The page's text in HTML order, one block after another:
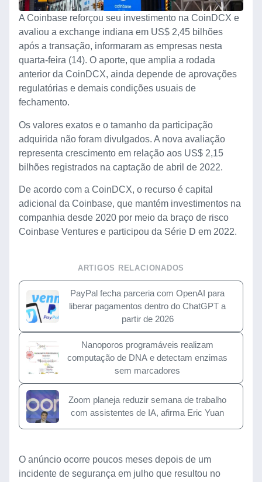
A Coinbase reforçou seu investimento na CoinDCX e
avaliou a exchange indiana em US$ 2,45 bilhões
após a transação, informaram as empresas nesta
quarta-feira (14). O aporte, que amplia a rodada
anterior da CoinDCX, ainda depende de aprovações
regulatórias e demais condições usuais de
fechamento.
Os valores exatos e o tamanho da participação
adquirida não foram divulgados. A nova avaliação
representa crescimento em relação aos US$ 2,15
bilhões registrados na captação de abril de 2022.
De acordo com a CoinDCX, o recurso é capital
adicional da Coinbase, que mantém investimentos na
companhia desde 2020 por meio da braço de risco
Coinbase Ventures e participou da Série D em 2022.
ARTIGOS RELACIONADOS
PayPal fecha parceria com OpenAI para
liberar pagamentos dentro do ChatGPT a
partir de 2026
Nanoporos programáveis realizam
computação de DNA e detectam enzimas
sem marcadores
Zoom planeja reduzir semana de trabalho
com assistentes de IA, afirma Eric Yuan
O anúncio ocorre poucos meses depois de um
incidente de segurança em julho que resultou no